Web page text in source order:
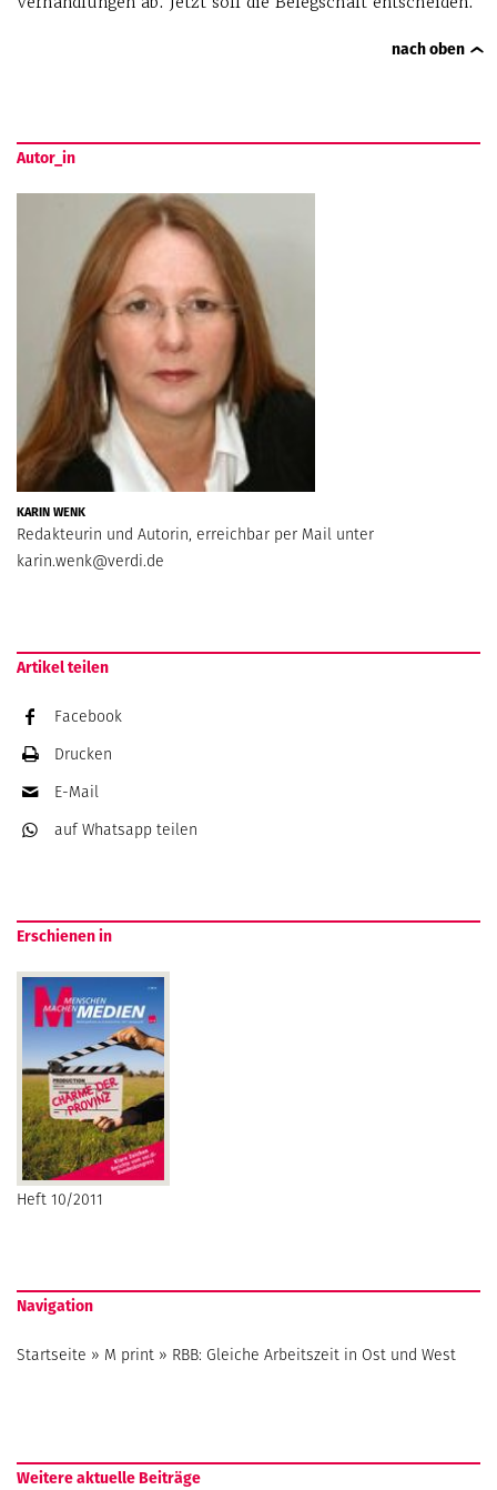
nach oben
Autor_in
KARIN WENK
Redakteurin und Autorin, erreichbar per Mail unter
karin.wenk@verdi.de
Artikel teilen
Facebook
Drucken
E-Mail
auf Whatsapp teilen
Erschienen in
Heft 10/2011
Navigation
Startseite » M print » RBB: Gleiche Arbeitszeit in Ost und West
Weitere aktuelle Beiträge